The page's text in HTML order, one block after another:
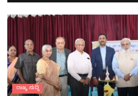
ರಾಜ್ಯ ಸುದ್ದಿ